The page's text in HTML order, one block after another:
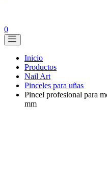
0
Inicio
Productos
Nail Art
Pinceles para uñas
Pincel profesional para
mm